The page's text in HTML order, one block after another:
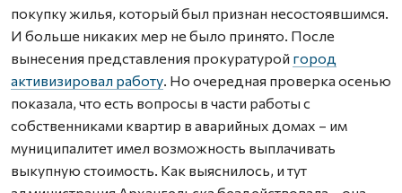
покупку жилья, который был признан несостоявшимся.
И больше никаких мер не было принято. После
вынесения представления прокуратурой город
активизировал работу. Но очередная проверка осенью
показала, что есть вопросы в части работы с
собственниками квартир в аварийных домах – им
муниципалитет имел возможность выплачивать
выкупную стоимость. Как выяснилось, и тут